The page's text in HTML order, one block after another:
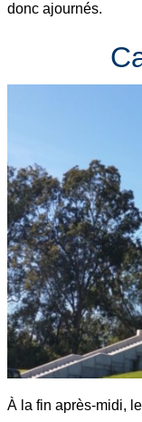
donc ajournés.
À la fin après-midi,